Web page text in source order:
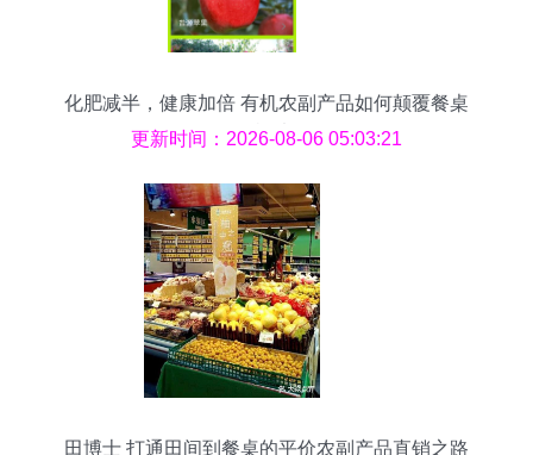
化肥减半，健康加倍 有机农副产品如何颠覆餐桌
的“鲜”机法则？
更新时间：2026-08-06 05:03:21
田博士 打通田间到餐桌的平价农副产品直销之路